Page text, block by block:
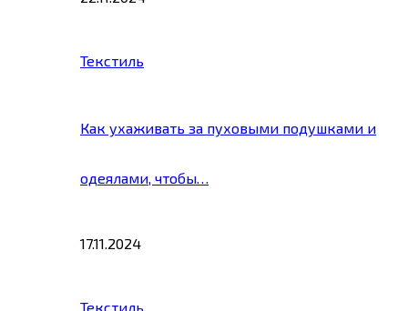
Текстиль
Как ухаживать за пуховыми подушками и
одеялами, чтобы…
17.11.2024
Текстиль